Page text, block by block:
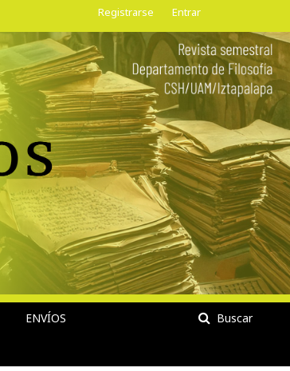
ENVÍOS Buscar
Registrarse Entrar